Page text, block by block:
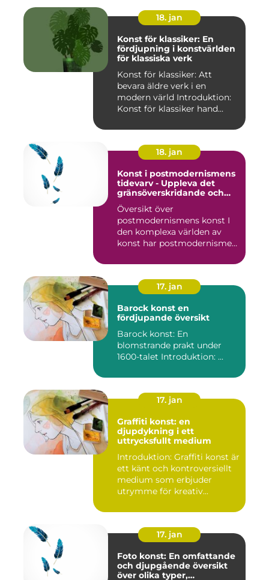
18. jan
Konst för klassiker: En
fördjupning i konstvärlden
för klassiska verk
Konst för klassiker: Att
bevara äldre verk i en
modern värld Introduktion:
Konst för klassiker hand...
18. jan
Konst i postmodernismens
tidevarv - Uppleva det
gränsöverskridande och
mångfacetterade
Översikt över
postmodernismens konst I
den komplexa världen av
konst har postmodernismen
17. jan
Barock konst en
fördjupande översikt
Barock konst: En
blomstrande prakt under
1600-talet Introduktion: ...
17. jan
Graffiti konst: en
djupdykning i ett
uttrycksfullt medium
Introduktion: Graffiti konst är
ett känt och kontroversiellt
medium som erbjuder
utrymme för kreativ...
17. jan
Foto konst: En omfattande
och djupgående översikt
över olika typer,